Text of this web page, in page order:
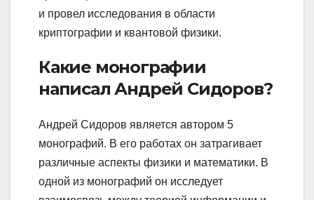
и провел исследования в области
криптографии и квантовой физики.
Какие монографии
написал Андрей Сидоров?
Андрей Сидоров является автором 5
монографий. В его работах он затрагивает
различные аспекты физики и математики. В
одной из монографий он исследует